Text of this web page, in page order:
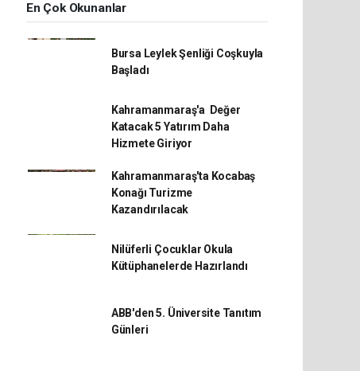
En Çok Okunanlar
Bursa Leylek Şenliği Coşkuyla
Başladı
Kahramanmaraş'a Değer
Katacak 5 Yatırım Daha
Hizmete Giriyor
Kahramanmaraş'ta Kocabaş
Konağı Turizme
Kazandırılacak
Nilüferli Çocuklar Okula
Kütüphanelerde Hazırlandı
ABB'den 5. Üniversite Tanıtım
Günleri